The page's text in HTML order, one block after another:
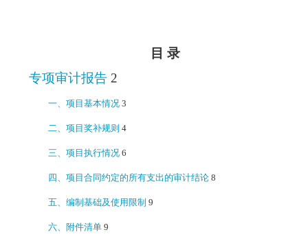
目 录
专项审计报告 2
一、项目基本情况3
二、项目奖补规则 4
三、项目执行情况6
四、项目合同约定的所有支出的审计结论8
五、编制基础及使用限制 9
六、附件清单9